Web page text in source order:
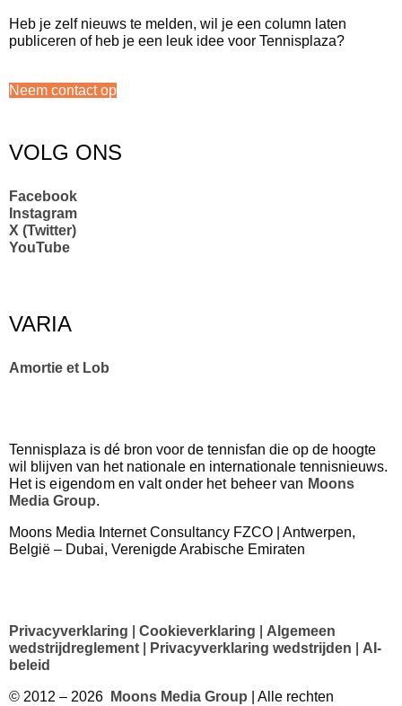
Heb je zelf nieuws te melden, wil je een column laten
publiceren of heb je een leuk idee voor Tennisplaza?
Neem contact op
VOLG ONS
Facebook
Instagram
X (Twitter)
YouTube
VARIA
Amortie et Lob
Tennisplaza is dé bron voor de tennisfan die op de hoogte
wil blijven van het nationale en internationale tennisnieuws.
Het is eigendom en valt onder het beheer van Moons
Media Group.
Moons Media Internet Consultancy FZCO | Antwerpen,
België – Dubai, Verenigde Arabische Emiraten
Privacyverklaring Cookieverklaring
Algemeen
wedstrijdreglement
Privacyverklaring wedstrijden
AI-
beleid
© 2012 – 2026 Moons Media Group | Alle rechten